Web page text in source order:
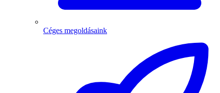
Céges megoldásaink